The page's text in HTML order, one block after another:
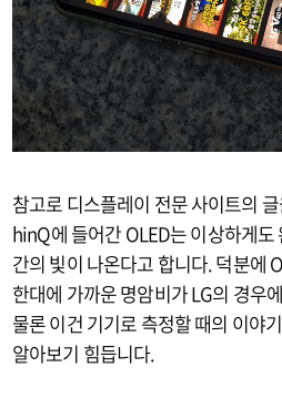
참고로 디스플레이 전문 사이트의
hinQ에 들어간 OLED는 이상하게
간의 빛이 나온다고 합니다. 덕분에
한대에 가까운 명암비가 LG의 경우
물론 이건 기기로 측정할 때의 이야
알아보기 힘듭니다.